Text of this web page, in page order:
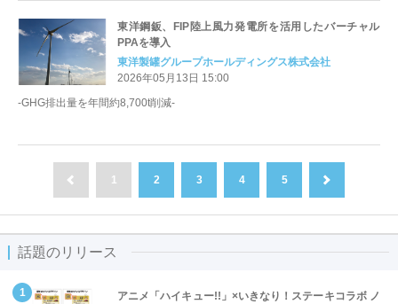
東洋鋼鈑、FIP陸上風力発電所を活用したバーチャル
PPAを導入
東洋製罐グループホールディングス株式会社
2026年05月13日 15:00
-GHG排出量を年間約8,700t削減-
1 2 3 4 5
話題のリリース
アニメ「ハイキュー!!」×いきなり！ステーキコラボ ノ